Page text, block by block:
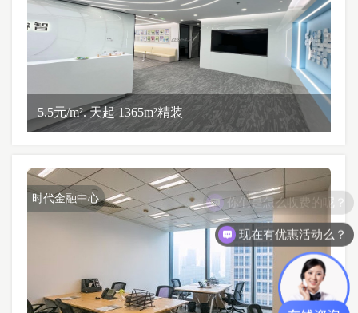
5.5元/m². 天起 1365m²精装
时代金融中心
现在有优惠活动么？